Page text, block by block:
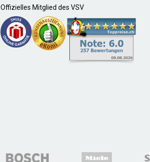
Offizielles Mitglied des VSV